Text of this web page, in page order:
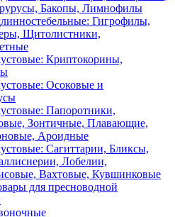
Бакопы, Лимнофилы
Гигрофилы,
Щитолистники,
Криптокорины,
Осоковые и
Папоротники,
Зонтичные, Плавающие,
Ароидные
Сагиттарии, Бликсы,
Лобелии,
Вахтовые, Кувшинковые
для пресноводной